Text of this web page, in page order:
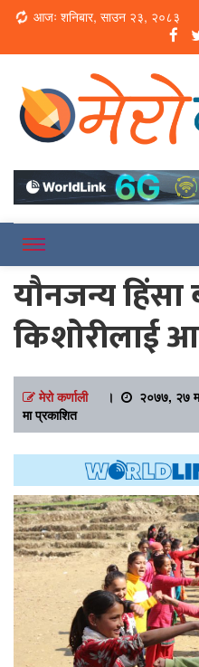
Loading...
आजः शनिबार, साउन २३, २०८३
यौनजन्य हिंसा
किशोरीलाई
मेरो कर्णाली।
२०७७, २७
मा प्रकाशित